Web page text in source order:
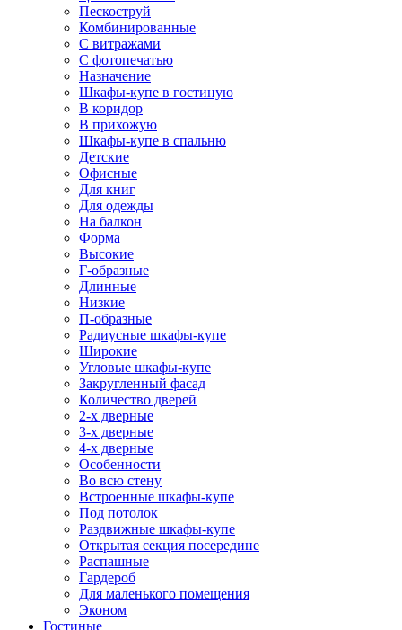
Пескоструй
Комбинированные
С витражами
С фотопечатью
Назначение
Шкафы-купе в гостиную
В коридор
В прихожую
Шкафы-купе в спальню
Детские
Офисные
Для книг
Для одежды
На балкон
Форма
Высокие
Г-образные
Длинные
Низкие
П-образные
Радиусные шкафы-купе
Широкие
Угловые шкафы-купе
Закругленный фасад
Количество дверей
2-х дверные
3-х дверные
4-х дверные
Особенности
Во всю стену
Встроенные шкафы-купе
Под потолок
Раздвижные шкафы-купе
Открытая секция посередине
Распашные
Гардероб
Для маленького помещения
Эконом
Гостиные